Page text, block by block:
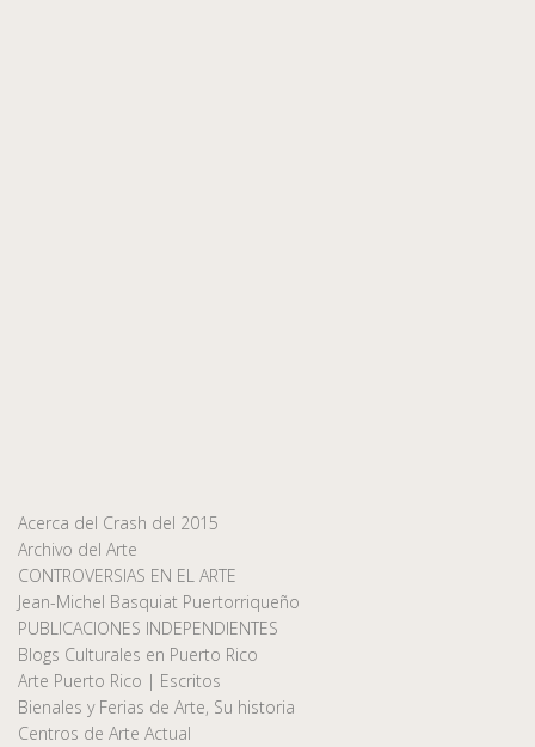
Acerca del Crash del 2015
Archivo del Arte
CONTROVERSIAS EN EL ARTE
Jean-Michel Basquiat Puertorriqueño
PUBLICACIONES INDEPENDIENTES
Blogs Culturales en Puerto Rico
Arte Puerto Rico | Escritos
Bienales y Ferias de Arte, Su historia
Centros de Arte Actual